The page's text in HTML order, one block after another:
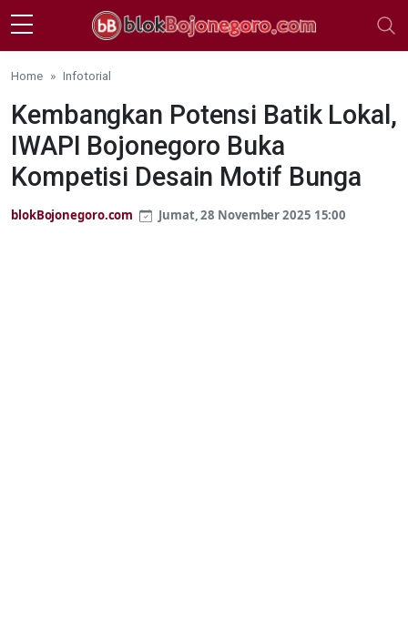
Skip to main content
Home Infotorial
Kembangkan Potensi Batik Lokal,
IWAPI Bojonegoro Buka
Kompetisi Desain Motif Bunga
blokBojonegoro.com Jumat, 28 November 2025 15:00